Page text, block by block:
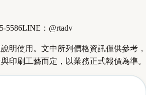
5586LINE： @rtadv
明使用。文中所列價格資訊僅供參考，
印刷工藝而定，以業務正式報價為準。